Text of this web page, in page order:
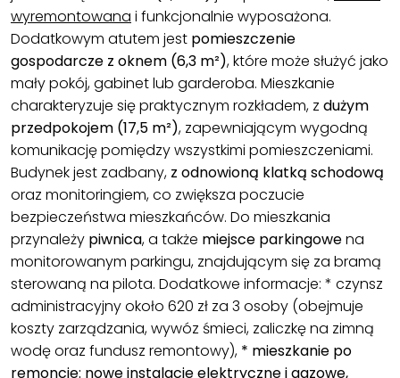
wyremontowana i funkcjonalnie wyposażona.
Dodatkowym atutem jest pomieszczenie
gospodarcze z oknem (6,3 m²), które może służyć jako
mały pokój, gabinet lub garderoba. Mieszkanie
charakteryzuje się praktycznym rozkładem, z dużym
przedpokojem (17,5 m²), zapewniającym wygodną
komunikację pomiędzy wszystkimi pomieszczeniami.
Budynek jest zadbany, z odnowioną klatką schodową
oraz monitoringiem, co zwiększa poczucie
bezpieczeństwa mieszkańców. Do mieszkania
przynależy piwnica, a także miejsce parkingowena
monitorowanym parkingu, znajdującym się za bramą
sterowaną na pilota. Dodatkowe informacje: * czynsz
administracyjny około 620 zł za 3 osoby (obejmuje
koszty zarządzania, wywóz śmieci, zaliczkę na zimną
wodę oraz fundusz remontowy), * mieszkanie po
remoncie: nowe instalacje elektryczne i gazowe,